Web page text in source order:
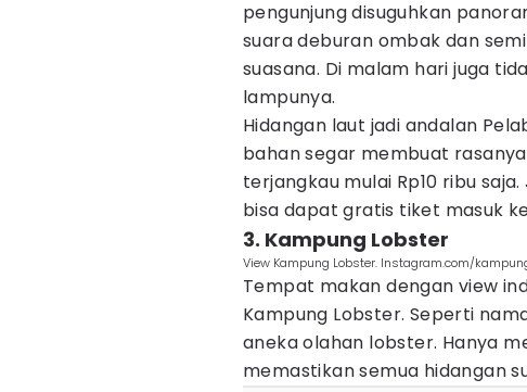
pengunjung disuguhkan
suara deburan ombak dan
suasana. Di malam hari juga
lampunya.
Hidangan laut jadi andalan
bahan segar membuat
terjangkau mulai Rp10 ribu
bisa dapat gratis tiket masuk
3. Kampung Lobster
View Kampung Lobster. Instagram.com/
Tempat makan dengan view
Kampung Lobster. Seperti
aneka olahan lobster. Hanya
memastikan semua hidangan